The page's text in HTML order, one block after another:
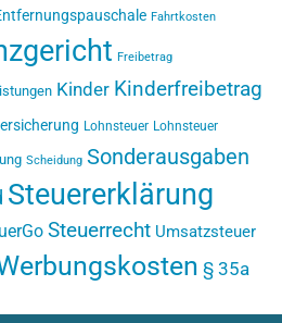
Fahrtkosten
Freibetrag
Kinder Kinderfreibetrag
Lohnsteuer Lohnsteuer
Scheidung Sonderausgaben
Steuererklärung
Steuerrecht Umsatzsteuer
§ 35a